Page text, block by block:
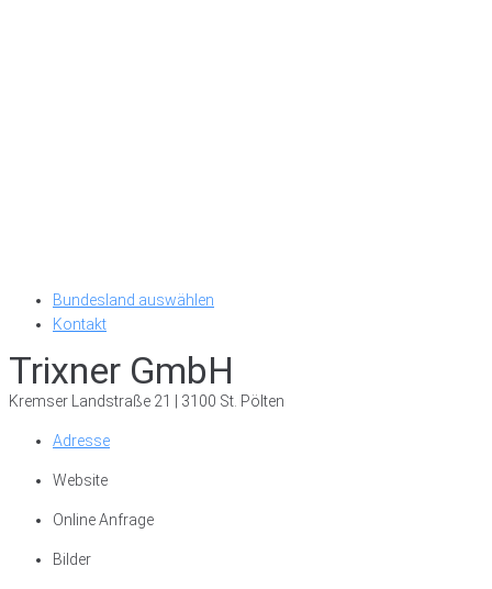
Bundesland auswählen
Kontakt
Trixner GmbH
Kremser Landstraße 21 | 3100 St. Pölten
Adresse
Website
Online Anfrage
Bilder